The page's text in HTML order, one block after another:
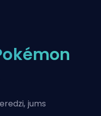
jums